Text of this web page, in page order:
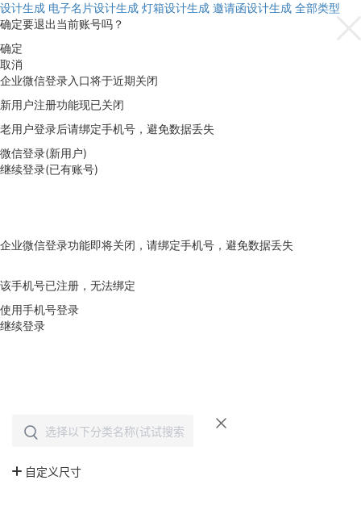
设计生成 电子名片设计生成 灯箱设计生成 邀请函设计生成 全部类型
确定要退出当前账号吗？
确定
取消
企业微信登录入口将于近期关闭
新用户注册功能现已关闭
老用户登录后请绑定手机号，避免数据丢失
微信登录(新用户)
继续登录(已有账号)
企业微信登录功能即将关闭，请绑定手机号，避免数据丢失
该手机号已注册，无法绑定
使用手机号登录
继续登录